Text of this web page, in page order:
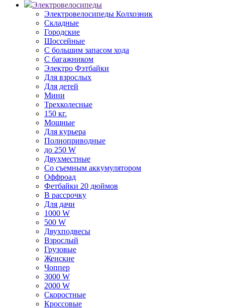
Электровелосипеды
Электровелосипеды Колхозник
Складные
Городские
Шоссейные
С большим запасом хода
С багажником
Электро Фэтбайки
Для взрослых
Для детей
Мини
Трехколесные
150 кг.
Мощные
Для курьера
Полноприводные
до 250 W
Двухместные
Со съемным аккумулятором
Оффроад
Фетбайки 20 дюймов
В рассрочку
Для дачи
1000 W
500 W
Двухподвесы
Взрослый
Грузовые
Женские
Чоппер
3000 W
2000 W
Скоростные
Кроссовые